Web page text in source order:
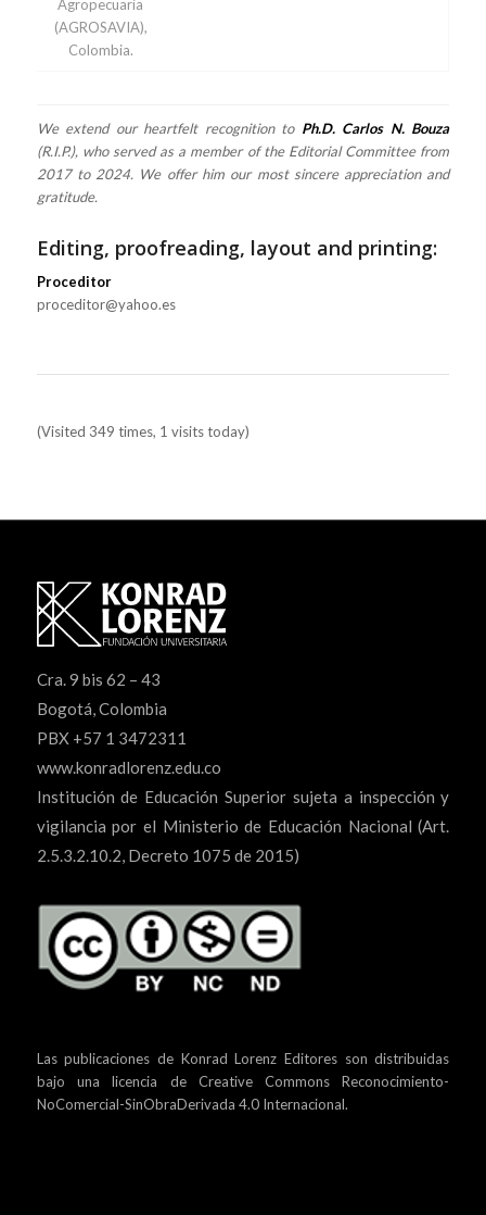
Agropecuaria
(AGROSAVIA),
Colombia.
We extend our heartfelt recognition to Ph.D. Carlos N. Bouza
(R.I.P.), who served as a member of the Editorial Committee from
2017 to 2024. We offer him our most sincere appreciation and
gratitude.
Editing, proofreading, layout and printing:
Proceditor
proceditor@yahoo.es
(Visited 349 times, 1 visits today)
Cra. 9 bis 62 – 43
Bogotá, Colombia
PBX +57 1 3472311
www.konradlorenz.edu.co
Institución de Educación Superior sujeta a inspección y
vigilancia por el Ministerio de Educación Nacional (Art.
2.5.3.2.10.2, Decreto 1075 de 2015)
Las publicaciones de Konrad Lorenz Editores son distribuidas
bajo unalicencia de Creative Commons Reconocimiento-
NoComercial-SinObraDerivada 4.0 Internacional.